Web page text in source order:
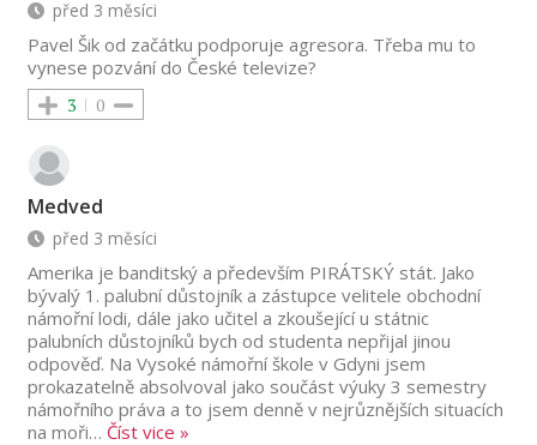
před 3 měsíci
Pavel Šik od začátku podporuje agresora. Třeba mu to
vynese pozvání do České televize?
3 0
Medved
před 3 měsíci
Amerika je banditský a především PIRÁTSKÝ stát. Jako
bývalý 1. palubní důstojník a zástupce velitele obchodní
námořní lodi, dále jako učitel a zkoušející u státnic
palubních důstojníků bych od studenta nepřijal jinou
odpověď. Na Vysoké námořní škole v Gdyni jsem
prokazatelně absolvoval jako součást výuky 3 semestry
námořního práva a to jsem denně v nejrůznějších situacích
na moři… Číst vice »